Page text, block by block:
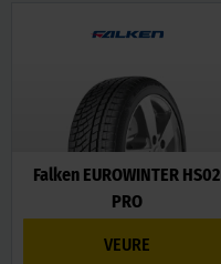
Falken EUROWINTER HS02
PRO
VEURE